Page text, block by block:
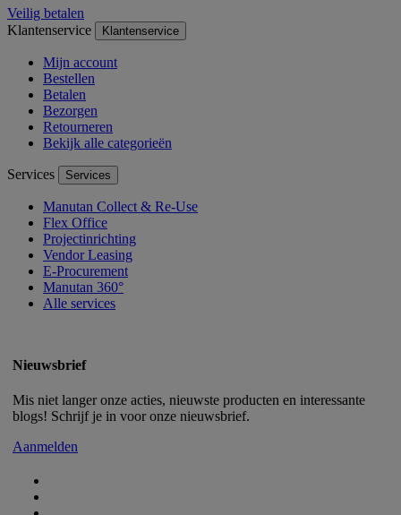
Veilig betalen
Klantenservice
Klantenservice
Mijn account
Bestellen
Betalen
Bezorgen
Retourneren
Bekijk alle categorieën
Services Services
Manutan Collect & Re-Use
Flex Office
Projectinrichting
Vendor Leasing
E-Procurement
Manutan 360°
Alle services
Nieuwsbrief
Mis niet langer onze acties, nieuwste producten en interessante
blogs! Schrijf je in voor onze nieuwsbrief.
Aanmelden